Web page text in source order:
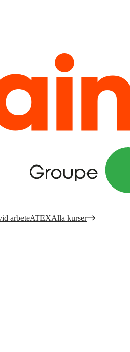
arbeteATEXAlla kurser